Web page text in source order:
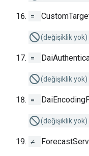
=
(değişiklik yok)
=
(değişiklik yok)
=
(değişiklik yok)
≠